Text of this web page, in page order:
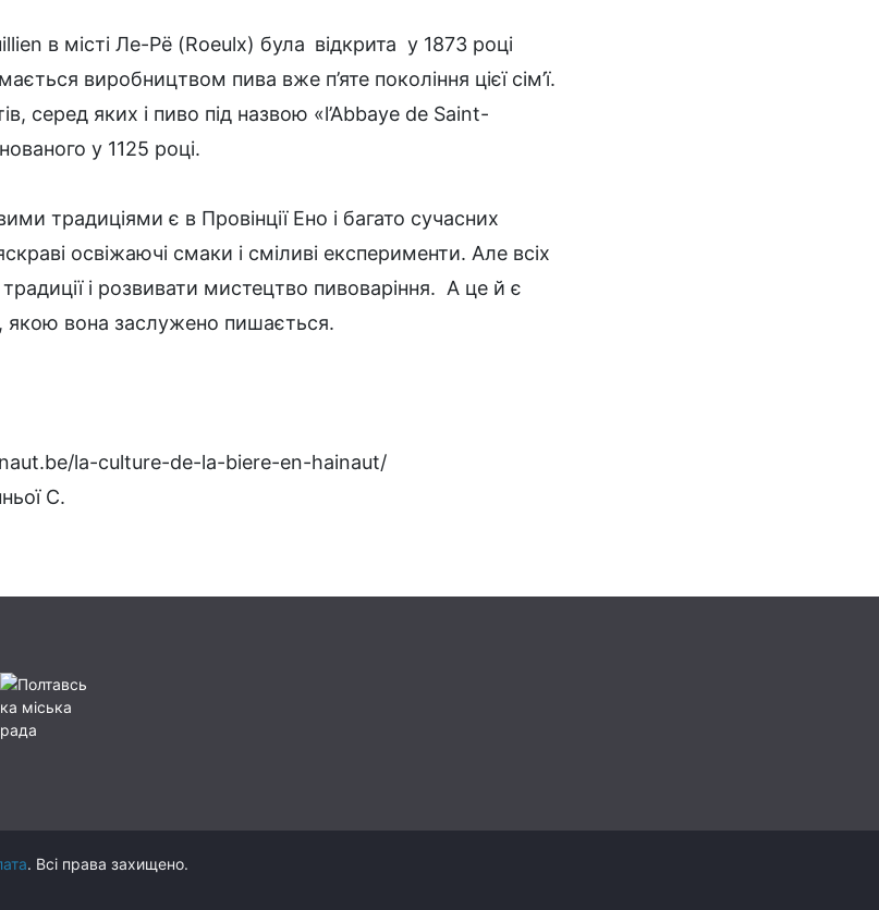
в місті Ле-Рё (Roeulx) була відкрита у 1873 році
виробництвом пива вже п’яте покоління цієї сім’ї.
серед яких і пиво під назвою «l’Abbaye de Saint-
у 1125 році.
традиціями є в Провінції Ено і багато сучасних
освіжаючі смаки і сміливі експерименти. Але всіх
традиції і розвивати мистецтво пивоваріння. А це й є
якою вона заслужено пишається.
la-culture-de-la-biere-en-hainaut/
С.
. Всі права захищено.